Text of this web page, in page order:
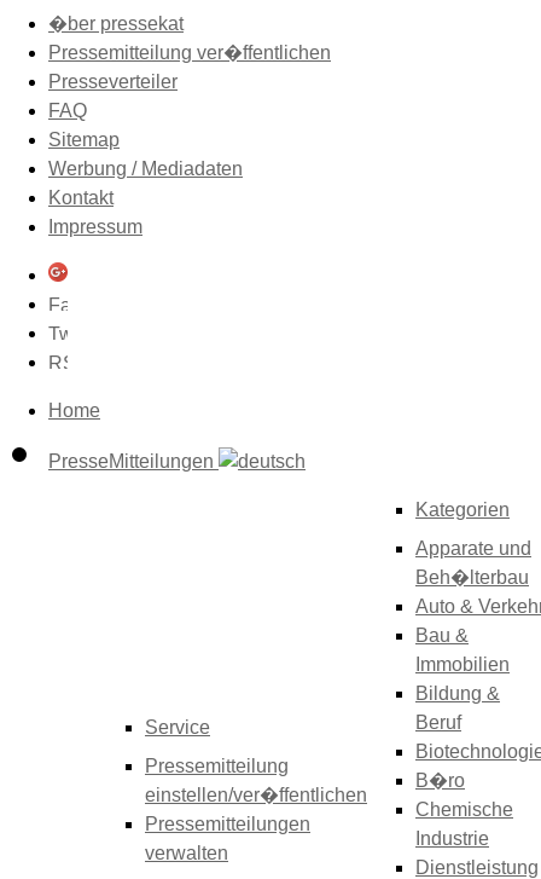
�ber pressekat
Pressemitteilung ver�ffentlichen
Presseverteiler
FAQ
Sitemap
Werbung / Mediadaten
Kontakt
Impressum
Home
PresseMitteilungen
Service
Pressemitteilung
einstellen/ver�ffentlichen
Pressemitteilungen
verwalten
Kategorien
Apparate und
Beh�lterbau
Auto &
Bau &
Immobilien
Bildung &
Beruf
B�ro
Chemische
Industrie
Dienstleistung